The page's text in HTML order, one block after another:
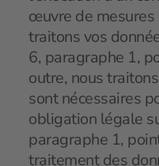
œuvre de mesures
traitons vos
6, paragraphe 1,
outre, nous
sont nécessaires
obligation légale
paragraphe 1,
traitement des